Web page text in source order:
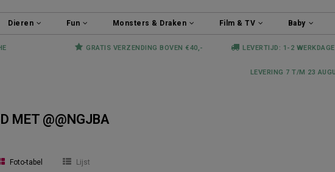
Dieren Fun Monsters & Draken Film & TV Baby
GRATIS VERZENDING BOVEN €40,- LEVERTIJD: 1-2
LEVERING 7 T/M 23
MET @@NGJBA
Foto-tabel Lijst